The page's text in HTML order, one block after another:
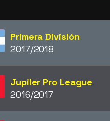
Primera División
2017/2018
Jupiler Pro League
2016/2017